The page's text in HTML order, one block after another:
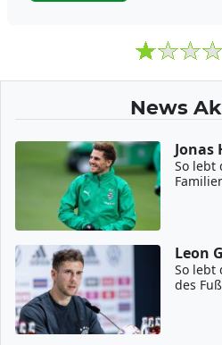
News
So lebt
Leon
So lebt
des